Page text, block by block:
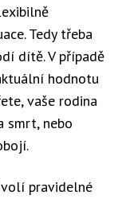
si můžete
Tedy třeba
dítě. V případě
hodnotu
vaše rodina
smrt, nebo
pravidelné